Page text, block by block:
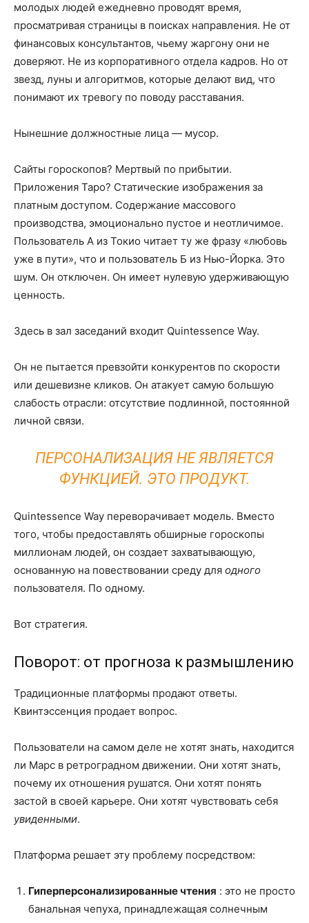
молодых людей ежедневно проводят время,
просматривая страницы в поисках направления. Не от
финансовых консультантов, чьему жаргону они не
доверяют. Не из корпоративного отдела кадров. Но от
звезд, луны и алгоритмов, которые делают вид, что
понимают их тревогу по поводу расставания.
Нынешние должностные лица — мусор.
Сайты гороскопов? Мертвый по прибытии.
Приложения Таро? Статические изображения за
платным доступом. Содержание массового
производства, эмоционально пустое и неотличимое.
Пользователь А из Токио читает ту же фразу «любовь
уже в пути», что и пользователь Б из Нью-Йорка. Это
шум. Он отключен. Он имеет нулевую удерживающую
ценность.
Здесь в зал заседаний входит Quintessence Way.
Он не пытается превзойти конкурентов по скорости
или дешевизне кликов. Он атакует самую большую
слабость отрасли: отсутствие подлинной, постоянной
личной связи.
ПЕРСОНАЛИЗАЦИЯ НЕ ЯВЛЯЕТСЯ
ФУНКЦИЕЙ. ЭТО ПРОДУКТ.
Quintessence Way переворачивает модель. Вместо
того, чтобы предоставлять обширные гороскопы
миллионам людей, он создает захватывающую,
основанную на повествовании среду для одного
пользователя. По одному.
Вот стратегия.
Поворот: от прогноза к размышлению
Традиционные платформы продают ответы.
Квинтэссенция продает вопрос.
Пользователи на самом деле не хотят знать, находится
ли Марс в ретроградном движении. Они хотят знать,
почему их отношения рушатся. Они хотят понять
застой в своей карьере. Они хотят чувствовать себя
увиденными.
Платформа решает эту проблему посредством:
Гиперперсонализированные чтения : это не просто
банальная чепуха, принадлежащая солнечным